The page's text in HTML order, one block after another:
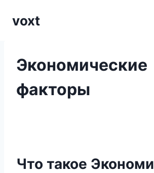
voxt
Экономические
факторы
Что такое